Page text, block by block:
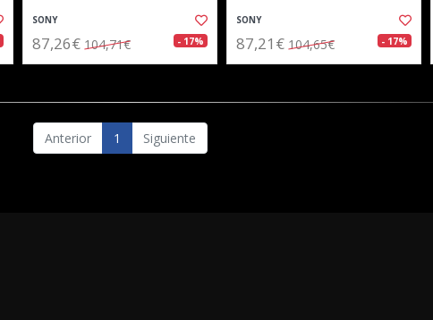
SONY
87,26€ 104,71€ - 17%
SONY
87,21€ 104,65€ - 17%
Anterior 1 Siguiente